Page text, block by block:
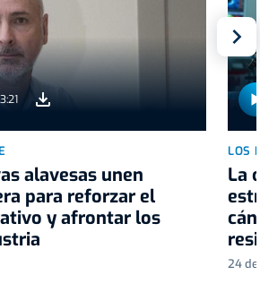
alavesas unen
para reforzar el
y afrontar los
LOS
La
24